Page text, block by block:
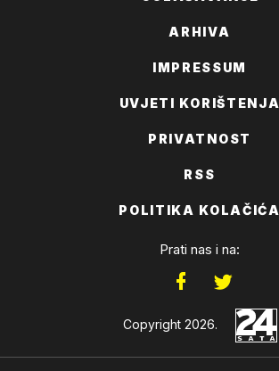
ARHIVA
IMPRESSUM
UVJETI KORIŠTENJA
PRIVATNOST
RSS
POLITIKA KOLAČIĆA
Prati nas i na:
Copyright 2026.